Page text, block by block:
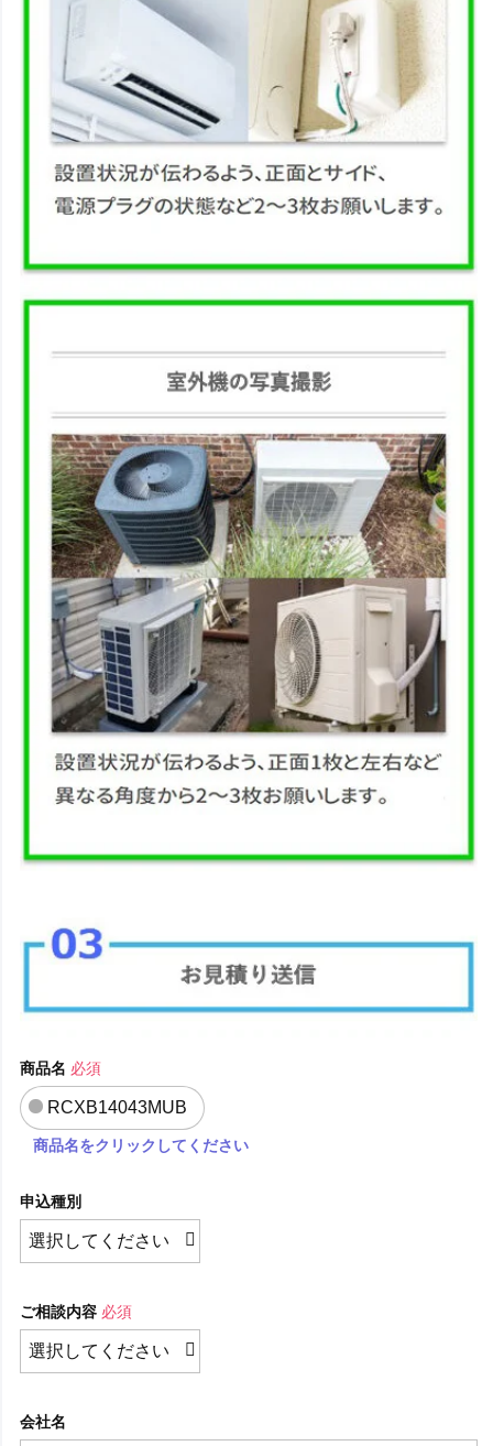
商品名 必須
RCXB14043MUB
商品名をクリックしてください
申込種別
ご相談内容 必須
会社名